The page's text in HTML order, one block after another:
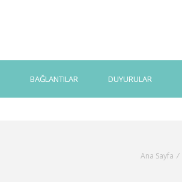
BAĞLANTILAR DUYURULAR
Ana Sayfa /